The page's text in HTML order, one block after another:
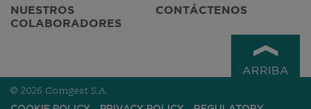
NUESTROS
COLABORADORES
CONTÁCTENOS
© 2026 Comgest S.A.
ARRIBA